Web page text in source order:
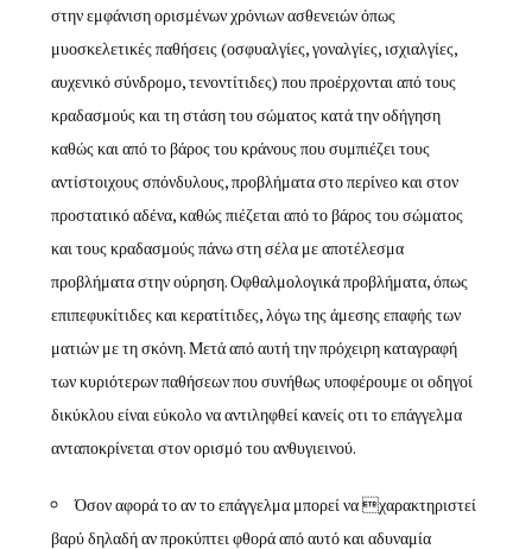
στην εμφάνιση ορισμένων χρόνιων ασθενειών όπως
μυοσκελετικές παθήσεις (οσφυαλγίες, γοναλγίες, ισχιαλγίες,
αυχενικό σύνδρομο, τενοντίτιδες) που προέρχονται από τους
κραδασμούς και τη στάση του σώματος κατά την οδήγηση
καθώς και από το βάρος του κράνους που συμπιέζει τους
αντίστοιχους σπόνδυλους, προβλήματα στο περίνεο και στον
προστατικό αδένα, καθώς πιέζεται από το βάρος του σώματος
και τους κραδασμούς πάνω στη σέλα με αποτέλεσμα
προβλήματα στην ούρηση. Οφθαλμολογικά προβλήματα, όπως
επιπεφυκίτιδες και κερατίτιδες, λόγω της άμεσης επαφής των
ματιών με τη σκόνη. Μετά από αυτή την πρόχειρη καταγραφή
των κυριότερων παθήσεων που συνήθως υποφέρουμε οι οδηγοί
δικύκλου είναι εύκολο να αντιληφθεί κανείς οτι το επάγγελμα
ανταποκρίνεται στον ορισμό του ανθυγιεινού.
Όσον αφορά το αν το επάγγελμα μπορεί να χαρακτηριστεί
βαρύ δηλαδή αν προκύπτει φθορά από αυτό και αδυναμία